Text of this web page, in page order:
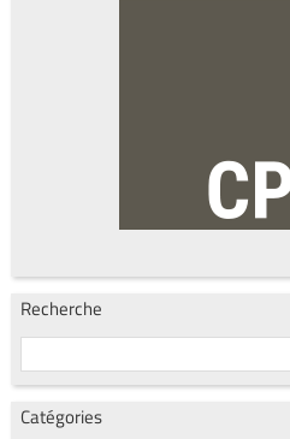
Recherche
Catégories